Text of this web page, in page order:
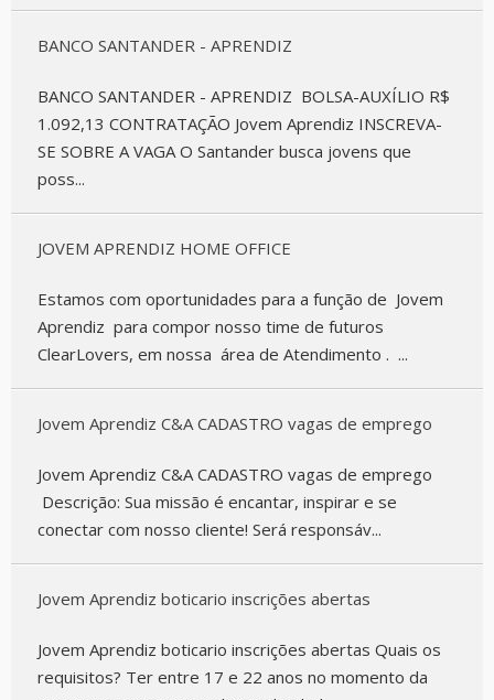
BANCO SANTANDER - APRENDIZ
BANCO SANTANDER - APRENDIZ BOLSA-AUXÍLIO R$
1.092,13 CONTRATAÇÃO Jovem Aprendiz INSCREVA-
SE SOBRE A VAGA O Santander busca jovens que
poss...
JOVEM APRENDIZ HOME OFFICE
Estamos com oportunidades para a função de Jovem
Aprendiz para compor nosso time de futuros
ClearLovers, em nossa área de Atendimento . ...
Jovem Aprendiz C&A CADASTRO vagas de emprego
Jovem Aprendiz C&A CADASTRO vagas de emprego
Descrição: Sua missão é encantar, inspirar e se
conectar com nosso cliente! Será responsáv...
Jovem Aprendiz boticario inscrições abertas
Jovem Aprendiz boticario inscrições abertas Quais os
requisitos? Ter entre 17 e 22 anos no momento da